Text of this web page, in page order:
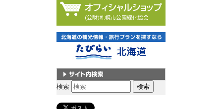
サイト内検索
検索